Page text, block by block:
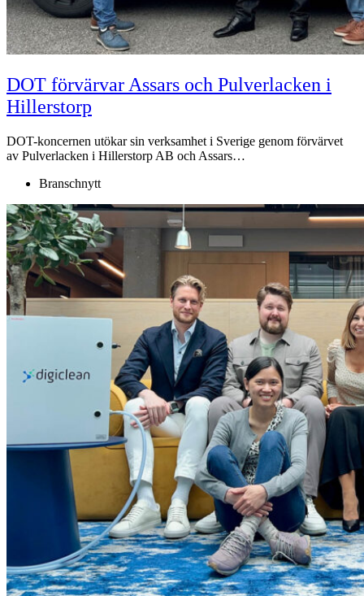
DOT förvärvar Assars och Pulverlacken i
Hillerstorp
DOT-koncernen utökar sin verksamhet i Sverige genom förvärvet
av Pulverlacken i Hillerstorp AB och Assars…
Branschnytt